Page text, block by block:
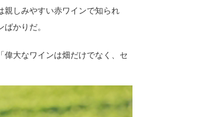
親しみやすい赤ワインで知られ
かりだ。
偉大なワインは畑だけでなく、セ